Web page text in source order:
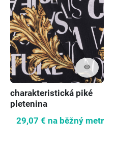
visibility
charakteristická piké
pletenina
29,07 € na běžný metr